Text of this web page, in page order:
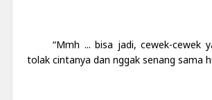
“Mmh ... bisa jadi, cewek-cewek
tolak cintanya dan nggak senang sama